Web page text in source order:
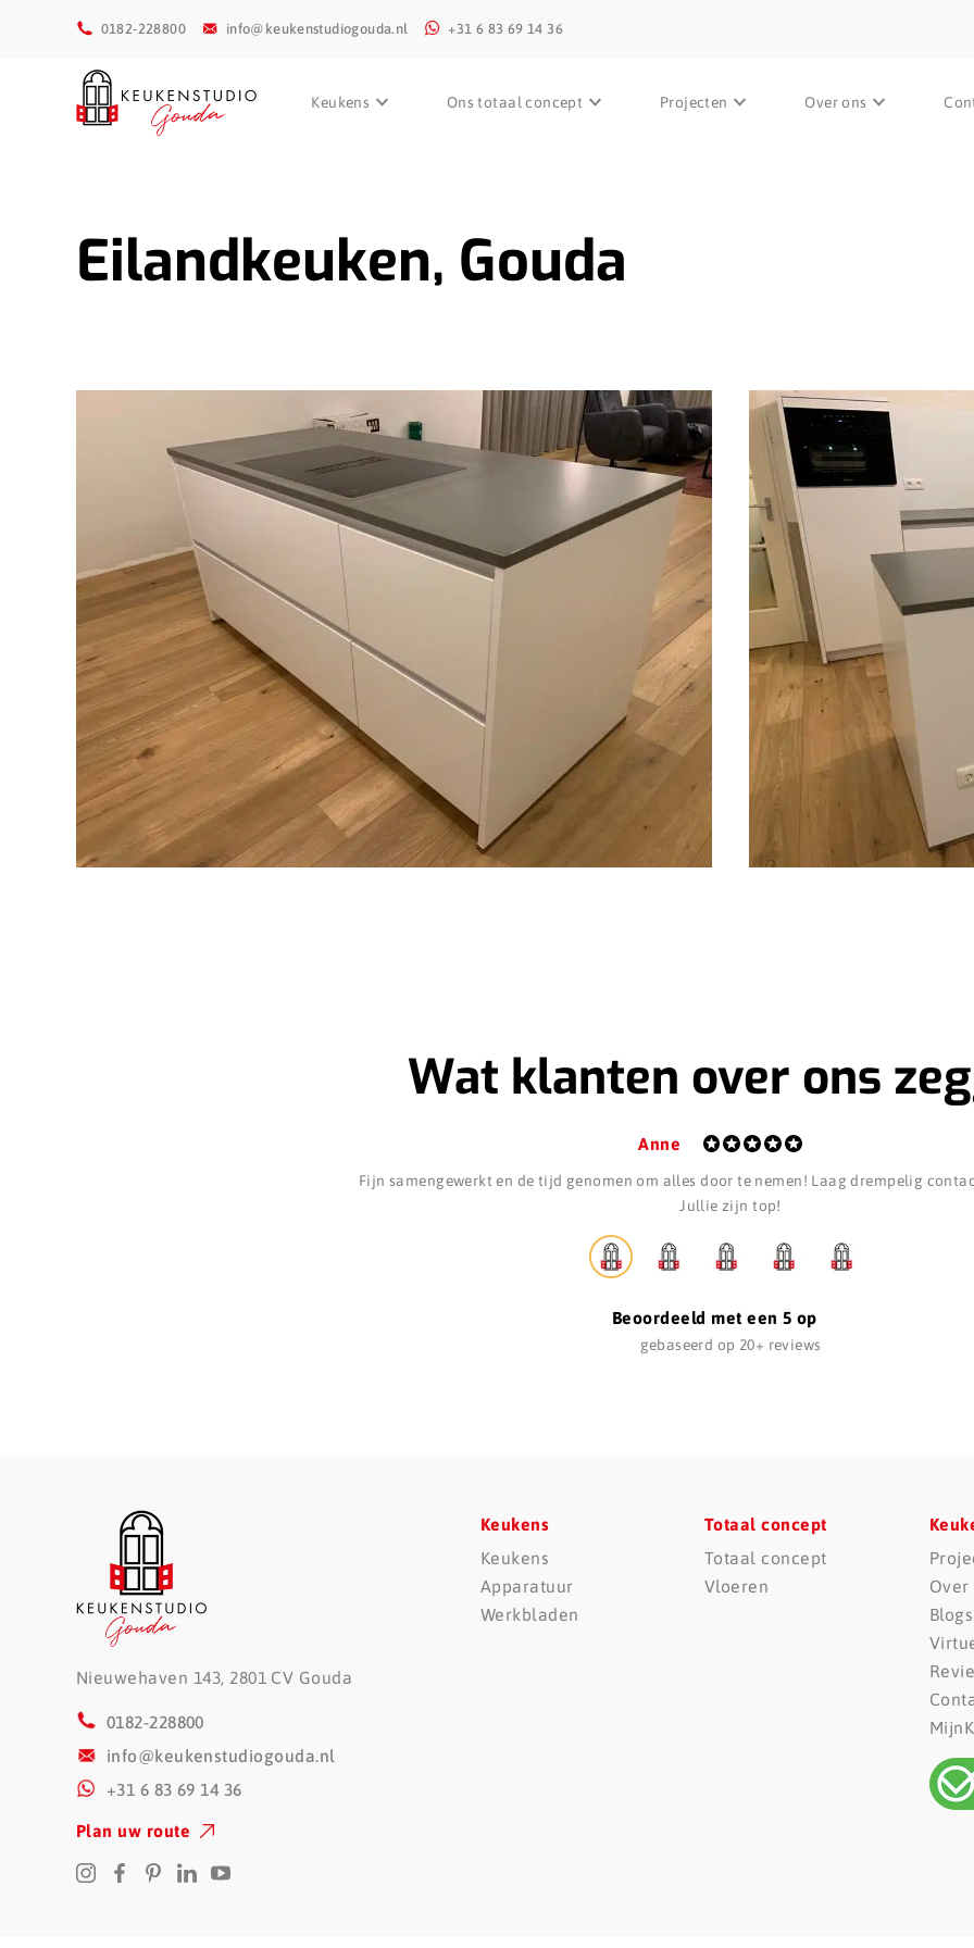
0182-228800 info@keukenstudiogouda.nl +31 6 83 69 14 36
Keukens Ons totaal concept Projecten Over ons
Eilandkeuken, Gouda
Wat klanten over ons
Anne
Fijn samengewerkt en de tijd genomen om alles door te nemen! Laag drempelig
Jullie zijn top!
Beoordeeld met een 5 op
gebaseerd op 20+ reviews
Nieuwehaven 143, 2801 CV Gouda
0182-228800
info@keukenstudiogouda.nl
+31 6 83 69 14 36
Plan uw route
Keukens
Keukens
Apparatuur
Werkbladen
Totaal concept
Totaal concept
Vloeren
Over
Blogs